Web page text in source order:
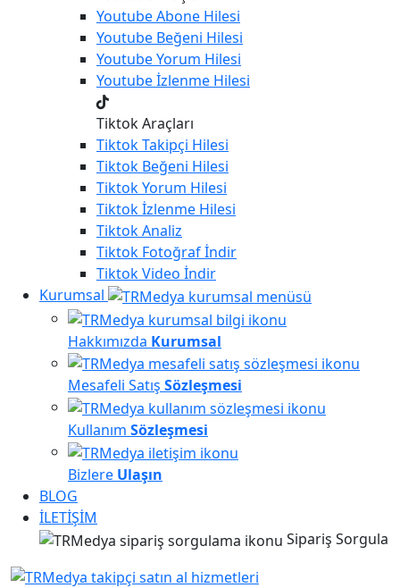
YoutubeAbone Hilesi
Youtube Beğeni Hilesi
YoutubeYorum Hilesi
Youtubeİzlenme Hilesi
Tiktok Araçları
TiktokTakipçi Hilesi
Tiktok Beğeni Hilesi
TiktokYorum Hilesi
Tiktokİzlenme Hilesi
TiktokAnaliz
Tiktok Fotoğraf İndir
TiktokVideo İndir
Kurumsal
Hakkımızda Kurumsal
Mesafeli Satış Sözleşmesi
Kullanım Sözleşmesi
Bizlere Ulaşın
BLOG
İLETİŞİM
Sipariş Sorgula